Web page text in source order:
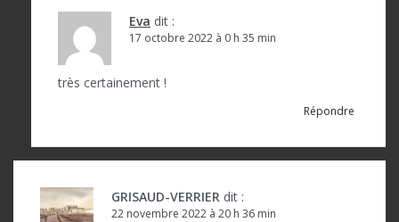
l
Eva dit :
17 octobre 2022 à 0 h 35 min
très certainement !
Répondre
GRISAUD-VERRIER dit :
22 novembre 2022 à 20 h 36 min